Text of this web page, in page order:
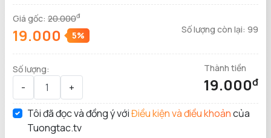
Giá gốc: 20.000đ
19.000 đ 5%
Số lượng còn lại: 99
Số lượng:
- +
Thành tiền
19.000đ
Tôi đã đọc và đồng ý vớiĐiều kiện và điều khoảncủa
Tuongtac.tv